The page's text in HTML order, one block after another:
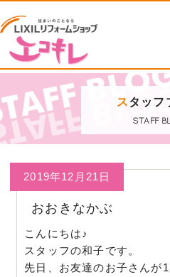
スタッフ
STAFF
2019年12月21日
おおきなかぶ
こんにちは♪
スタッフの和子です。
先日、お友達のお子さんが